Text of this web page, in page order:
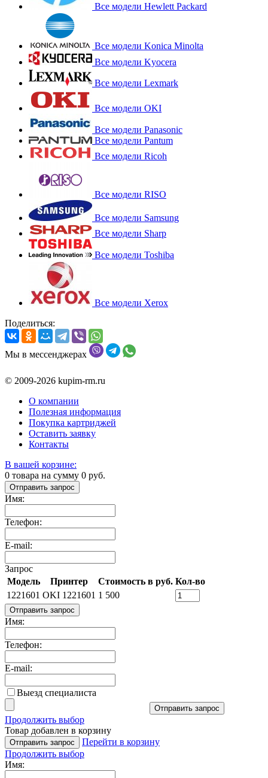
Все модели Hewlett Packard
Все модели Konica Minolta
Все модели Kyocera
Все модели Lexmark
Все модели OKI
Все модели Panasonic
Все модели Pantum
Все модели Ricoh
Все модели RISO
Все модели Samsung
Все модели Sharp
Все модели Toshiba
Все модели Xerox
Поделиться:
Мы в мессенджерах
© 2009-2026 kupim-rm.ru
О компании
Полезная информация
Покупка картриджей
Оставить заявку
Контакты
В вашей корзине:
0 товара на сумму 0 руб.
Отправить запрос
Имя:
Телефон:
E-mail:
Запрос
Модель
Принтер Стоимость в руб. Кол-во
1221601 OKI 1221601 1 500
Отправить запрос
Имя:
Телефон:
E-mail:
Выезд специалиста
Отправить запрос
Продолжить выбор
Товар добавлен в корзину
Отправить запрос
Перейти в корзину
Продолжить выбор
Имя: